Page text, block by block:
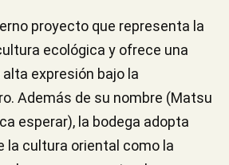
proyecto que representa la
ecológica y ofrece una
expresión bajo la
Además de su nombre (Matsu
esperar), la bodega adopta
la cultura oriental como la